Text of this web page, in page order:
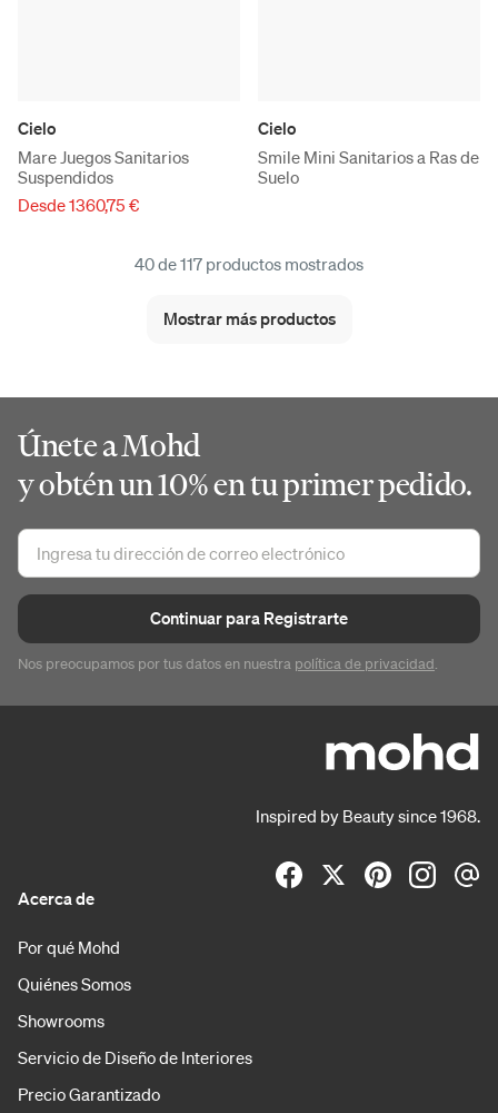
Cielo
Mare Juegos Sanitarios
Suspendidos
Desde 1360,75 €
Cielo
Smile Mini Sanitarios a Ras de
Suelo
40 de 117 productos mostrados
Mostrar más productos
Únete a Mohd
y obtén un 10% en tu primer pedido.
Continuar para Registrarte
Nos preocupamos por tus datos en nuestra política de privacidad.
Inspired by Beauty since 1968.
Acerca de
Por qué Mohd
Quiénes Somos
Showrooms
Servicio de Diseño de Interiores
Precio Garantizado